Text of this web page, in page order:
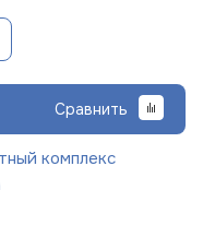
Сравнить
комплекс